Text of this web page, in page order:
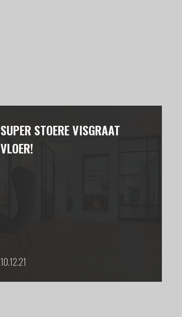
SUPER STOERE VISGRAAT
VLOER!
10.12.21